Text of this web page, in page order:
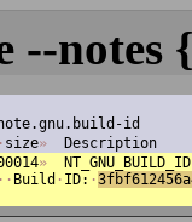
--notes
id
· size» Description
» NT_GNU_BUILD_ID
· · Build · ID: ·